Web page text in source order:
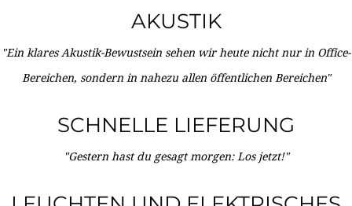
AKUSTIK
"Ein klares Akustik-Bewustsein sehen wir heute nicht nur in Office-
Bereichen, sondern in nahezu allen öffentlichen Bereichen"
SCHNELLE LIEFERUNG
"Gestern hast du gesagt morgen: Los jetzt!"